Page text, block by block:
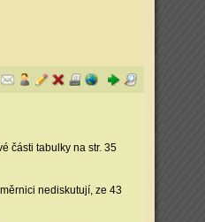
části tabulky na str. 35
nediskutují, ze 43